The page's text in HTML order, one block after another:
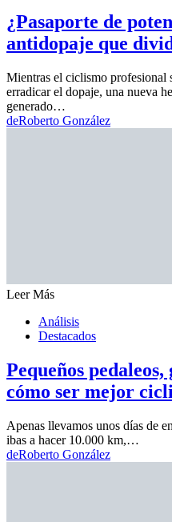
¿Pasaporte de
antidopaje que
Mientras el ciclismo profesional
erradicar el dopaje, una nueva
generado…
deRoberto González
Leer Más
Análisis
Destacados
Pequeños
cómo ser mejor
Apenas llevamos unos días de
ibas a hacer 10.000 km,…
deRoberto González